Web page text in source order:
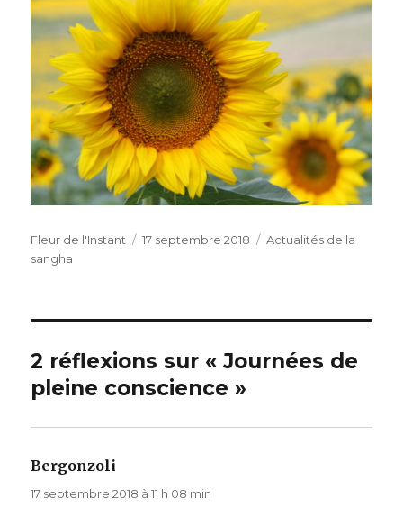
Auteur
Fleur de l'Instant
Publié
17 septembre 2018 Catégories
Actualités de la
sangha
2 réflexions sur « Journées de
pleine conscience »
Bergonzoli
17 septembre 2018 à 11 h 08 min